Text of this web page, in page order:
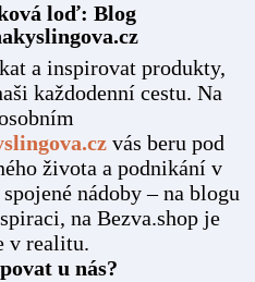
loď: Blog
a inspirovat produkty,
každodenní cestu. Na
vás beru pod
života a podnikání v
nádoby – na blogu
na Bezva.shop je
v realitu.
u nás?